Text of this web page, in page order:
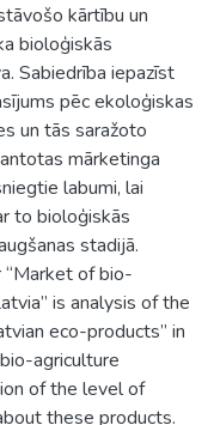
kārtību un
bioloģiskās
Sabiedrība iepazīst
pēc ekoloģiskas
un tās saražoto
mārketinga
labumi, lai
to bioloģiskās
stadijā.
“Market of bio-
is analysis of the
eco-products” in
agriculture
of the level of
these products.